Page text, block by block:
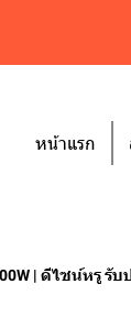
หน้าแรก
| ดีไซน์หรู รับ